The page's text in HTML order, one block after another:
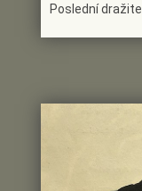
Poslední